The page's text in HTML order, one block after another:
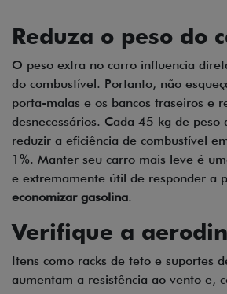
Reduza o peso do
O peso extra no carro influencia
do combustível. Portanto, não
porta-malas e os bancos traseiros e
desnecessários. Cada 45 kg de peso
reduzir a eficiência de combustível
1%. Manter seu carro mais leve é
e extremamente útil de responder a
economizar gasolina.
Verifique a
Itens como racks de teto e suportes
aumentam a resistência ao vento e,